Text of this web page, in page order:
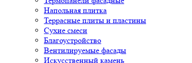
Напольная плитка
Террасные плиты и пластины
Сухие смеси
Благоустройство
Вентилируемые фасады
Искусственный камень